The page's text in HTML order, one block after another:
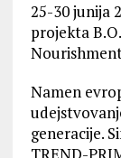
25-30 junija
projekta
Namen
generacije.